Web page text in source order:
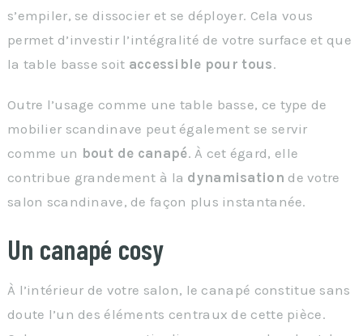
s’empiler, se dissocier et se déployer. Cela vous
permet d’investir l’intégralité de votre surface et que
la table basse soit accessible pour tous.
Outre l’usage comme une table basse, ce type de
mobilier scandinave peut également se servir
comme un bout de canapé. À cet égard, elle
contribue grandement à la dynamisation de votre
salon scandinave, de façon plus instantanée.
Un canapé cosy
À l’intérieur de votre salon, le canapé constitue sans
doute l’un des éléments centraux de cette pièce.